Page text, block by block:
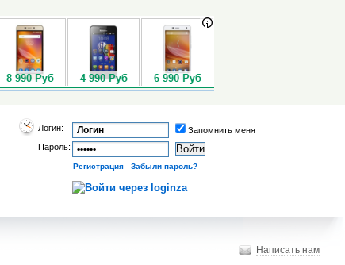
Логин:
Запомнить меня
Пароль:
Регистрация| Забыли пароль?
Написать нам